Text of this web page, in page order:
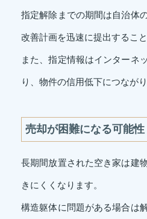
指定解除までの期間は自治体
改善計画を迅速に提出すること
また、指定情報はインターネ
り、物件の信用低下につながり
売却が困難になる可能性
長期間放置された空き家は建
きにくくなります。
構造躯体に問題がある場合は